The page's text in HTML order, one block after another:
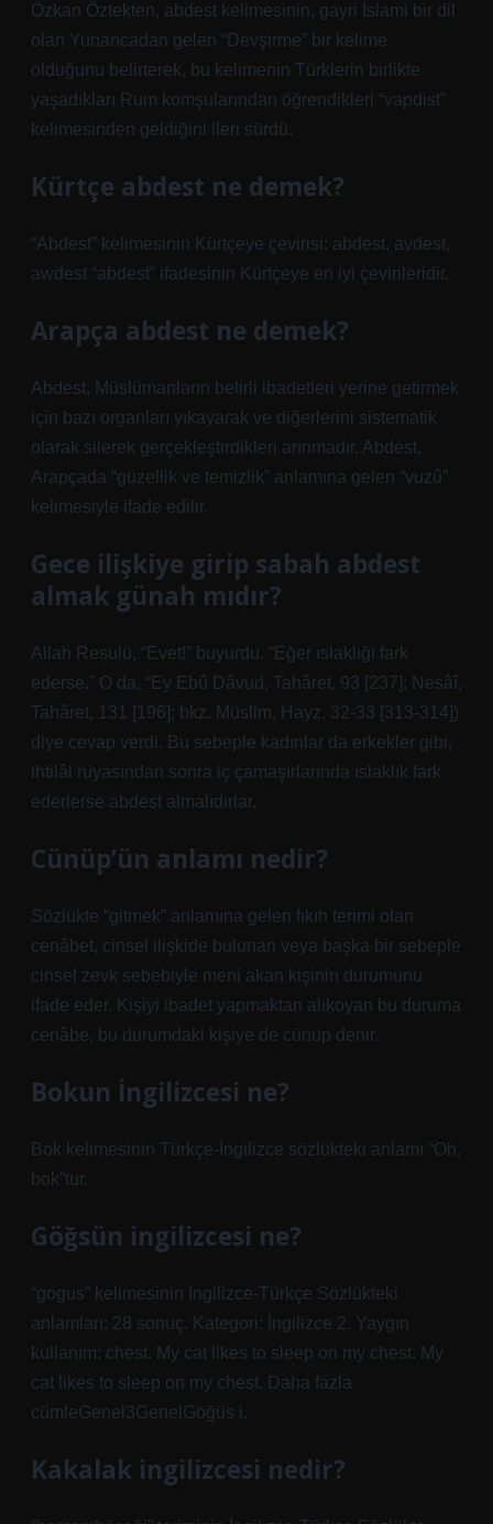
Özkan Öztekten, abdest kelimesinin, gayri İslami bir dil
olan Yunancadan gelen “Devşirme” bir kelime
olduğunu belirterek, bu kelimenin Türklerin birlikte
yaşadıkları Rum komşularından öğrendikleri “vapdist”
kelimesinden geldiğini ileri sürdü.
Kürtçe abdest ne demek?
“Abdest” kelimesinin Kürtçeye çevirisi: abdest, avdest,
awdest “abdest” ifadesinin Kürtçeye en iyi çevirileridir.
Arapça abdest ne demek?
Abdest, Müslümanların belirli ibadetleri yerine getirmek
için bazı organları yıkayarak ve diğerlerini sistematik
olarak silerek gerçekleştirdikleri arınmadır. Abdest,
Arapçada “güzellik ve temizlik” anlamına gelen “vuzû”
kelimesiyle ifade edilir.
Gece ilişkiye girip sabah abdest
almak günah mıdır?
Allah Resulü, “Evet!” buyurdu. “Eğer ıslaklığı fark
ederse.” O da, “Ey Ebû Dâvud, Tahâret, 93 [237]; Nesâî,
Tahâret, 131 [196]; bkz. Müslim, Hayz, 32-33 [313-314])
diye cevap verdi. Bu sebeple kadınlar da erkekler gibi,
ihtilâl rüyasından sonra iç çamaşırlarında ıslaklık fark
ederlerse abdest almalıdırlar.
Cünüp’ün anlamı nedir?
Sözlükte “gitmek” anlamına gelen fıkıh terimi olan
cenâbet, cinsel ilişkide bulunan veya başka bir sebeple
cinsel zevk sebebiyle meni akan kişinin durumunu
ifade eder. Kişiyi ibadet yapmaktan alıkoyan bu duruma
cenâbe, bu durumdaki kişiye de cünüp denir.
Bokun İngilizcesi ne?
Bok kelimesinin Türkçe-İngilizce sözlükteki anlamı “Oh,
bok”tur.
Göğsün ingilizcesi ne?
“gogus” kelimesinin İngilizce-Türkçe Sözlükteki
anlamları: 28 sonuç. Kategori: İngilizce 2. Yaygın
kullanım: chest. My cat likes to sleep on my chest. My
cat likes to sleep on my chest. Daha fazla
cümleGenel3GenelGöğüs i.
Kakalak ingilizcesi nedir?